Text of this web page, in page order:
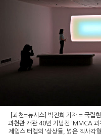
[과천=뉴시스] 박진희 기자 = 국립
과천관 개관 40년 기념전 'MMCA 과
제임스 터렐의 '상상들, 넓은 직사